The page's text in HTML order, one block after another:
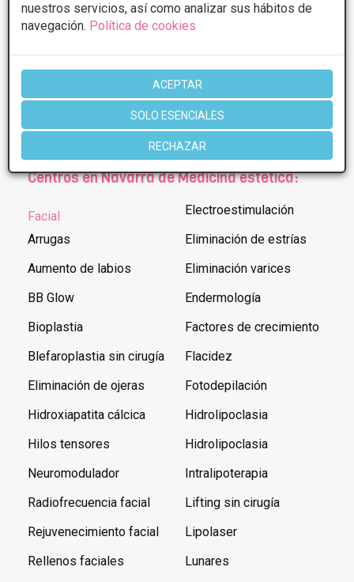
nuestros servicios, así como analizar sus hábitos de
navegación. Política de cookies
ACEPTAR
SOLO ESENCIALES
RECHAZAR
* Información orientativa, el descuento puede variar en función del
tratamiento y centro elegidos. Consulte los centros para conocer las
Poblaciones en Navarra:
Centros en Navarra de Medicina estética:
Facial
Arrugas
Aumento de labios
BB Glow
Bioplastia
Blefaroplastia sin cirugía
Eliminación de ojeras
Hidroxiapatita cálcica
Hilos tensores
Neuromodulador
Radiofrecuencia facial
Rejuvenecimiento facial
Rellenos faciales
Electroestimulación
Eliminación de estrías
Eliminación varices
Endermología
Factores de crecimiento
Flacidez
Fotodepilación
Hidrolipoclasia
Hidrolipoclasia
Intralipoterapia
Lifting sin cirugía
Lipolaser
Lunares